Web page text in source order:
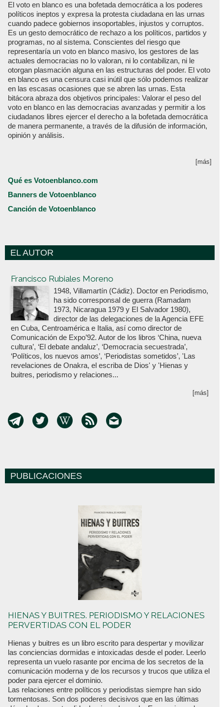
El voto en blanco es una bofetada democrática a los poderes
políticos ineptos y expresa la protesta ciudadana en las urnas
cuando padece gobiernos insoportables, injustos y corruptos.
Es un gesto democrático de rechazo a los políticos, partidos y
programas, no al sistema. Conscientes del riesgo que
representaría un voto en blanco masivo, los gestores de las
actuales democracias no lo valoran, ni lo contabilizan, ni le
otorgan plasmación alguna en las estructuras del poder. El voto
en blanco es una censura casi inútil que sólo podemos realizar
en las escasas ocasiones que se abren las urnas. Esta
bitácora abraza dos objetivos principales: Valorar el peso del
voto en blanco en las democracias avanzadas y permitir a los
ciudadanos libres ejercer el derecho a la bofetada democrática
de manera permanente, a través de la difusión de información,
opinión y análisis.
[más]
Qué es Votoenblanco.com
Banners de Votoenblanco
Canción de Votoenblanco
EL AUTOR
Francisco Rubiales Moreno
1948, Villamartín (Cádiz). Doctor en Periodismo,
ha sido corresponsal de guerra (Ramadam
1973, Nicaragua 1979 y El Salvador 1980),
director de las delegaciones de la Agencia EFE
en Cuba, Centroamérica e Italia, así como director de
Comunicación de Expo’92. Autor de los libros ‘China, nueva
cultura’, ‘El debate andaluz’, ‘Democracia secuestrada’,
‘Políticos, los nuevos amos’, ‘Periodistas sometidos’, 'Las
revelaciones de Onakra, el escriba de Dios' y 'Hienas y
buitres, periodismo y relaciones...
[más]
PUBLICACIONES
HIENAS Y BUITRES. PERIODISMO Y RELACIONES
PERVERTIDAS CON EL PODER
Hienas y buitres es un libro escrito para despertar y movilizar
las conciencias dormidas e intoxicadas desde el poder. Leerlo
representa un vuelo rasante por encima de los secretos de la
comunicación moderna y de los recursos y trucos que utiliza el
poder para ejercer el dominio.
Las relaciones entre políticos y periodistas siempre han sido
tormentosas. Son dos poderes decisivos que en las últimas